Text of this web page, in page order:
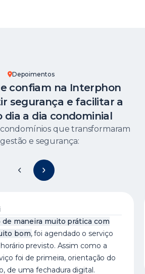
Depoimentos
confiam na Interphon
segurança e facilitar a
dia a dia condominial
condomínios que transformaram
e segurança:
maneira muito prática com
bom, foi agendado o serviço
previsto. Assim como a
foi de primeira, orientação do
de uma fechadura digital.